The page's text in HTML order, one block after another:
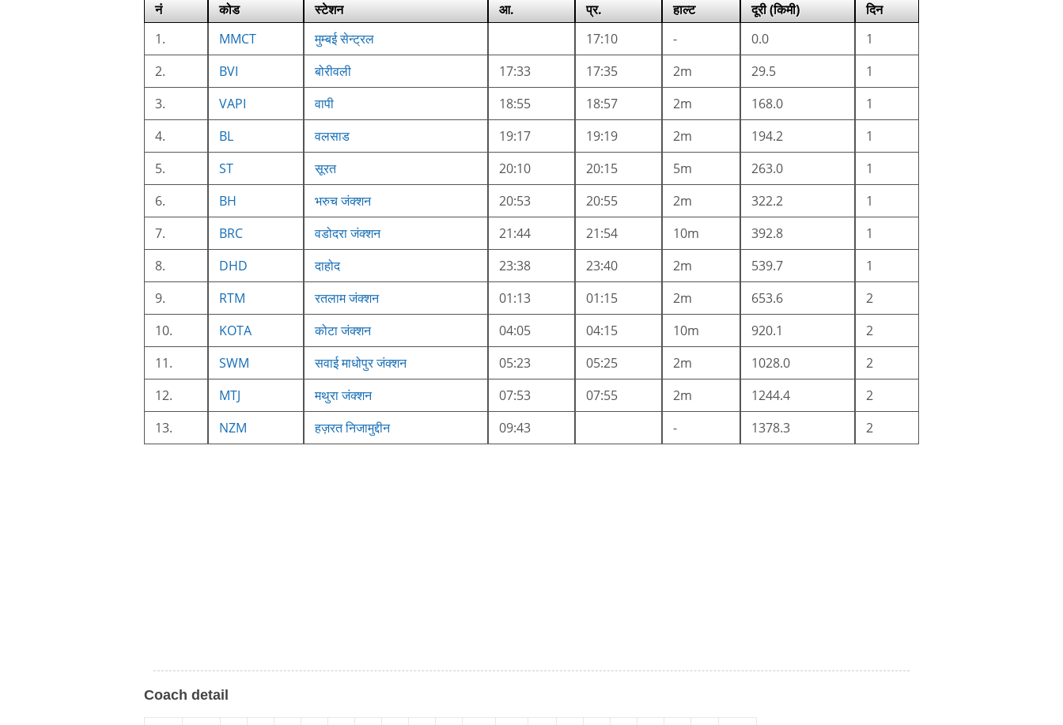
नं कोड स्टेशन आ. प्र. हाल्ट दूरी (किमी)
दिन
1.
MMCT मुम्बई सेन्ट्रल 17:10 - 0.0
1
2.
BVI बोरीवली 17:33 17:35 2m 29.5
1
3.
VAPI वापी 18:55 18:57 2m 168.0
1
4.
BL वलसाड 19:17 19:19 2m 194.2
1
5.
ST सूरत 20:10 20:15 5m 263.0
1
6.
BH भरुच जंक्शन 20:53 20:55 2m 322.2
1
7.
BRC वडोदरा जंक्शन 21:44 21:54 10m 392.8
1
8.
DHD दाहोद 23:38 23:40 2m 539.7
1
9.
RTM रतलाम जंक्शन 01:13 01:15 2m 653.6
2
10.
KOTA कोटा जंक्शन 04:05 04:15 10m 920.1
2
11.
SWM सवाई माधोपुर जंक्शन 05:23 05:25 2m 1028.0
2
12.
MTJ मथुरा जंक्शन 07:53 07:55 2m 1244.4
2
13.
NZM हज़रत निजामुद्दीन 09:43 - 1378.3 2
Coach detail